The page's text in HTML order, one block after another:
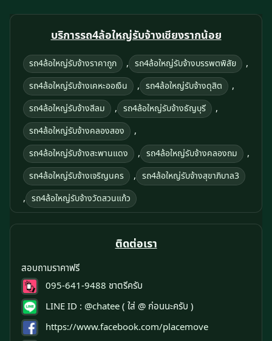
บริการรถ4ล้อใหญ่รับจ้างเชียงรากน้อย
รถ4ล้อใหญ่รับจ้างราคาถูก , รถ4ล้อใหญ่รับจ้างบรรพตพิสัย ,
รถ4ล้อใหญ่รับจ้างเคหะออเงืน , รถ4ล้อใหญ่รับจ้างดุสิต ,
รถ4ล้อใหญ่รับจ้างสีลม , รถ4ล้อใหญ่รับจ้างธัญบุรี ,
รถ4ล้อใหญ่รับจ้างคลองสอง ,
รถ4ล้อใหญ่รับจ้างสะพานแดง , รถ4ล้อใหญ่รับจ้างคลองถม ,
รถ4ล้อใหญ่รับจ้างเจริญนคร , รถ4ล้อใหญ่รับจ้างสุขาภิบาล3
, รถ4ล้อใหญ่รับจ้างวัดสวนแก้ว
ติดต่อเรา
สอบถามราคาฟรี
095-641-9488 ชาตรีครับ
LINE ID : @chatee( ใส่ @ ก่อนนะครับ )
https://www.facebook.com/placemove